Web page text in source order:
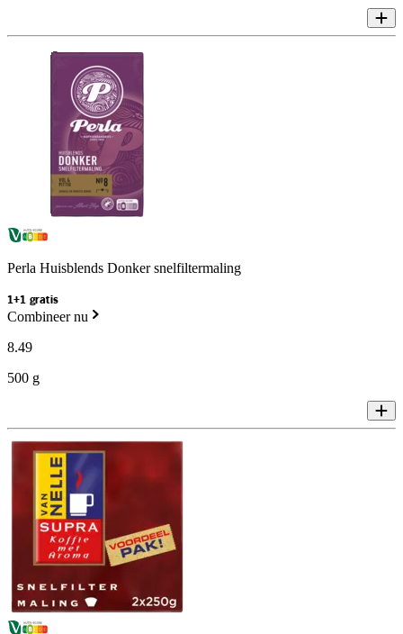
Perla Huisblends Donker snelfiltermaling
1+1 gratis
Combineer nu
8.49
500 g